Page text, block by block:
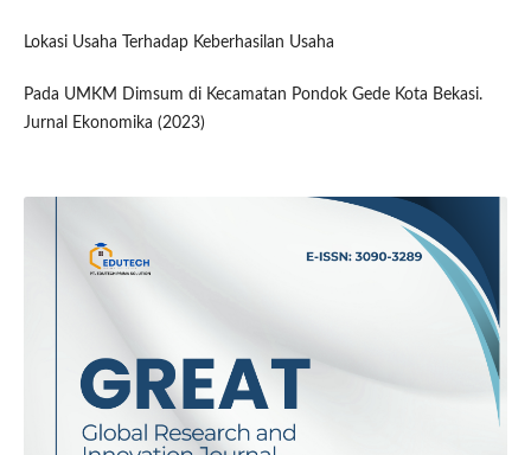
Lokasi Usaha Terhadap Keberhasilan Usaha
Pada UMKM Dimsum di Kecamatan Pondok Gede Kota Bekasi.
Jurnal Ekonomika (2023)